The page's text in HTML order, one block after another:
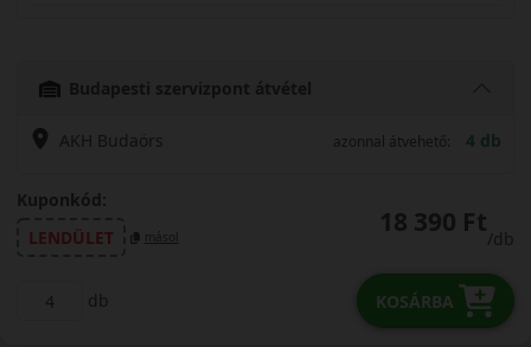
Budapesti szervizpont átvétel
AKH Budaörs azonnal átvehető: 4 db
Kuponkód:
LENDÜLET
másol 18 390 Ft
/db
db KOSÁRBA